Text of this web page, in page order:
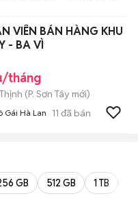
VIÊN BÁN HÀNG KHU
- BA VÌ
tháng
(P. Sơn Tây mới)
Gái Hà Lan 11 đã bán
GB 512 GB 1 TB